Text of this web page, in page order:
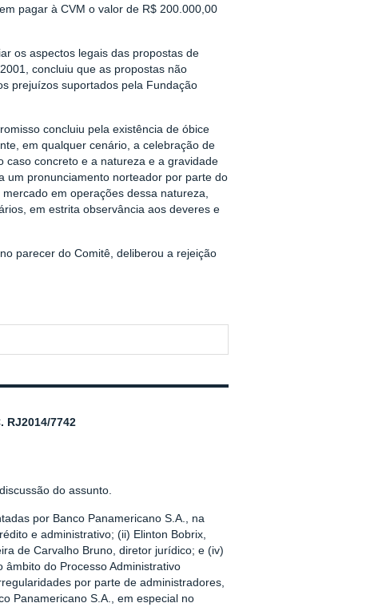
pagar à CVM o valor de R$ 200.000,00
os aspectos legais das propostas de
concluiu que as propostas não
prejuízos suportados pela Fundação
concluiu pela existência de óbice
em qualquer cenário, a celebração de
caso concreto e a natureza e a gravidade
um pronunciamento norteador por parte do
em operações dessa natureza,
em estrita observância aos deveres e
parecer do Comitê, deliberou a rejeição
RJ2014/7742
do assunto.
por Banco Panamericano S.A., na
e administrativo; (ii) Elinton Bobrix,
de Carvalho Bruno, diretor jurídico; e (iv)
âmbito do Processo Administrativo
por parte de administradores,
Panamericano S.A., em especial no